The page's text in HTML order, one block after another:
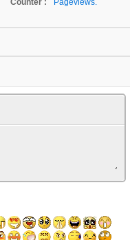
Counter :
Pageviews.